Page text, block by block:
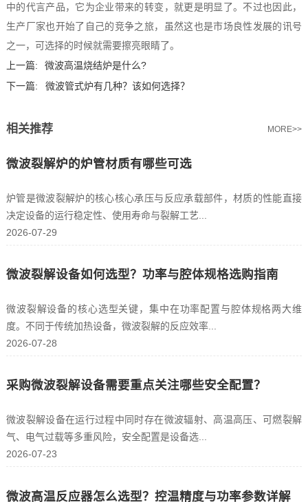
中的代言产品，它为企业带来的转变，就更是明显了。不过也因此，
生产厂家也开始了自己的竞争之旅，虽然这也是市场良性发展的讯号
之一，可选择的时候就需要擦亮眼睛了。
上一篇:
微波高温烧结炉是什么?
下一篇:
微波管式炉有几种？该如何选择？
相关推荐 MORE>>
微波裂解炉的炉管材质有哪些可选
炉管是微波裂解炉的核心核心承压与反应承载部件，材质的性能直接
决定设备的运行稳定性、使用寿命与裂解工艺...
2026-07-29
微波裂解设备如何选型？功率与腔体规格选购指南
微波裂解设备的核心选型关键，集中在功率配置与腔体规格两大维
度。不同于传统加热设备，微波裂解的反应效率...
2026-07-28
采购微波裂解设备需要重点关注哪些安全配置？
微波裂解设备在运行过程中同时存在微波辐射、高温高压、可燃裂解
气、电气过载等多重风险，安全配置是设备选...
2026-07-23
微波高温反应器怎么选型？控温精度与功率参数详解